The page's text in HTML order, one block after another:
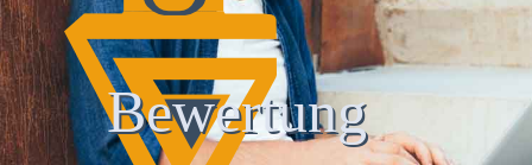
Bewertung